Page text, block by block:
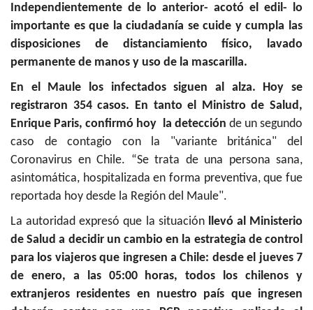
Independientemente de lo anterior- acotó el edil- lo
importante es que la ciudadanía se cuide y cumpla las
disposiciones de distanciamiento físico, lavado
permanente de manos y uso de la mascarilla.
En el Maule los infectados siguen al alza. Hoy se
registraron 354 casos. En tanto el Ministro de Salud,
Enrique Paris, confirmó hoy la detección de un segundo
caso de contagio con la "variante británica" del
Coronavirus en Chile. “Se trata de una persona sana,
asintomática, hospitalizada en forma preventiva, que fue
reportada hoy desde la Región del Maule".
La autoridad expresó que la situación
llevó al Ministerio
de Salud a decidir un cambio en la estrategia de control
para los viajeros que ingresen a Chile: desde el jueves 7
de enero, a las 05:00 horas, todos los chilenos y
extranjeros residentes en nuestro país que ingresen